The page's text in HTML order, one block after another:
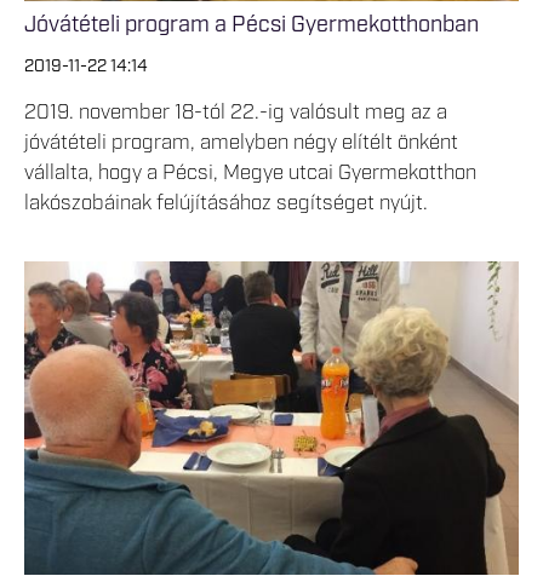
Jóvátételi program a Pécsi Gyermekotthonban
2019-11-22 14:14
2019. november 18-tól 22.-ig valósult meg az a
jóvátételi program, amelyben négy elítélt önként
vállalta, hogy a Pécsi, Megye utcai Gyermekotthon
lakószobáinak felújításához segítséget nyújt.